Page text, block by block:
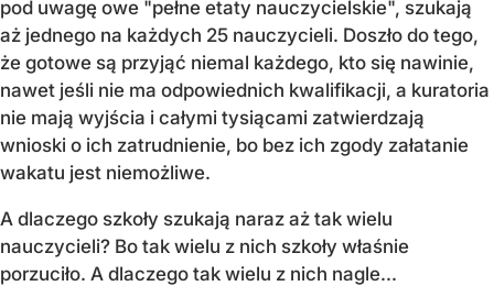
pod uwagę owe "pełne etaty nauczycielskie", szukają
aż jednego na każdych 25 nauczycieli. Doszło do tego,
że gotowe są przyjąć niemal każdego, kto się nawinie,
nawet jeśli nie ma odpowiednich kwalifikacji, a kuratoria
nie mają wyjścia i całymi tysiącami zatwierdzają
wnioski o ich zatrudnienie, bo bez ich zgody załatanie
wakatu jest niemożliwe.
A dlaczego szkoły szukają naraz aż tak wielu
nauczycieli? Bo tak wielu z nich szkoły właśnie
porzuciło. A dlaczego tak wielu z nich nagle...